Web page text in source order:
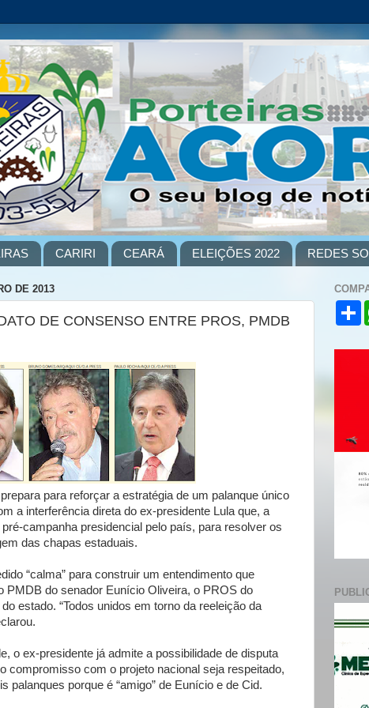
CARIRI CEARÁ ELEIÇÕES 2022 REDES
DE 2013
DE CONSENSO ENTRE PROS, PMDB
para reforçar a estratégia de um palanque único
a interferência direta do ex-presidente Lula que, a
campanha presidencial pelo país, para resolver os
das chapas estaduais.
“calma” para construir um entendimento que
PMDB do senador Eunício Oliveira, o PROS do
estado. “Todos unidos em torno da reeleição da
o ex-presidente já admite a possibilidade de disputa
compromisso com o projeto nacional seja respeitado,
palanques porque é “amigo” de Eunício e de Cid.
S